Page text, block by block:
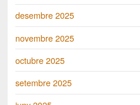
desembre 2025
novembre 2025
octubre 2025
setembre 2025